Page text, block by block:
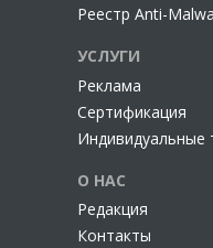
Реестр Anti-
УСЛУГИ
Реклама
Сертификация
Индивидуальные
О НАС
Редакция
Контакты